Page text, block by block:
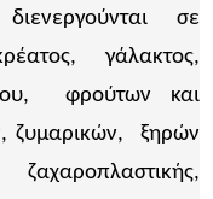
σε
γάλακτος,
φρούτων και
ζυμαρικών, ξηρών